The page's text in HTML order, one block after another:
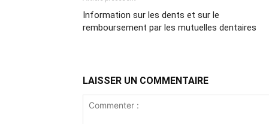
Information sur les dents et sur le
remboursement par les mutuelles dentaires
LAISSER UN COMMENTAIRE